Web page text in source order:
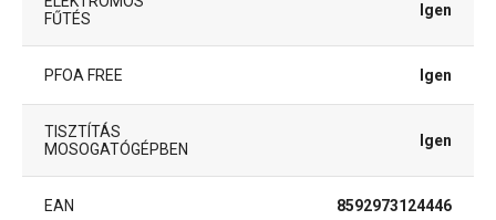
FŰTÉS
Igen
PFOA FREE Igen
TISZTÍTÁS
MOSOGATÓGÉPBEN
Igen
EAN 8592973124446